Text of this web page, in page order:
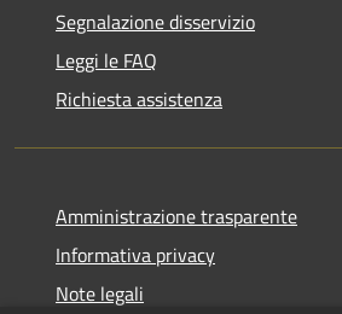
Segnalazione disservizio
Leggi le FAQ
Richiesta assistenza
Amministrazione trasparente
Informativa privacy
Note legali